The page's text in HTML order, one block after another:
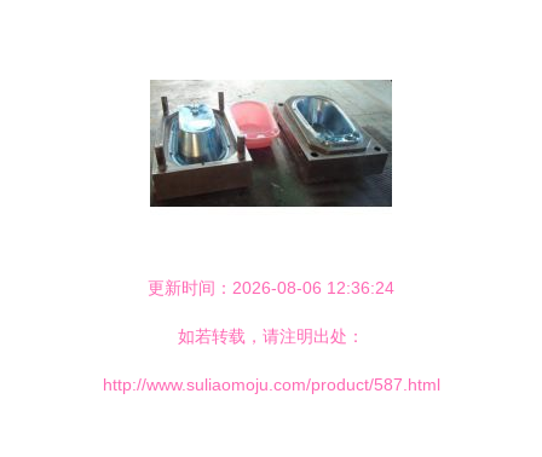
更新时间：2026-08-06 12:36:24
如若转载，请注明出处：
http://www.suliaomoju.com/product/587.html